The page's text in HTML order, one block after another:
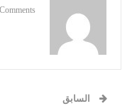
السابق